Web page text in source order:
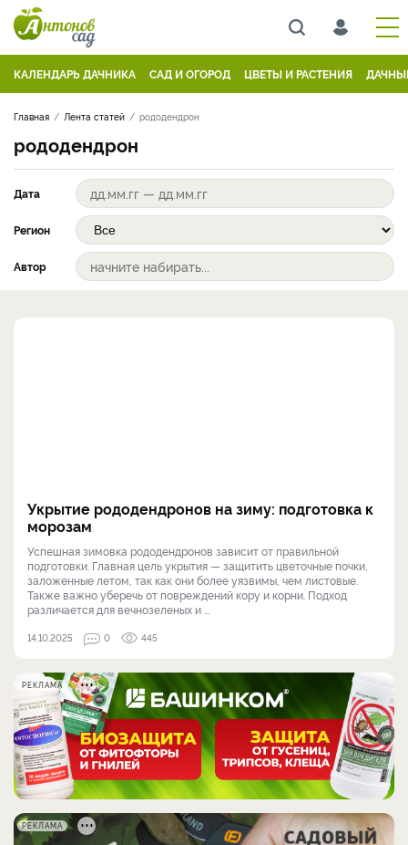
КАЛЕНДАРЬ ДАЧНИКА САД И ОГОРОД ЦВЕТЫ И РАСТЕНИЯ
Главная Лента статей рододендрон
рододендрон
Дата
Регион
Автор
Укрытие рододендронов на зиму: подготовка к
морозам
Успешная зимовка рододендронов зависит от правильной
подготовки. Главная цель укрытия — защитить цветочные почки,
заложенные летом, так как они более уязвимы, чем листовые.
Также важно уберечь от повреждений кору и корни. Подход
различается для вечнозеленых и ...
14.10.2025 0 445
РЕКЛАМА
РЕКЛАМА